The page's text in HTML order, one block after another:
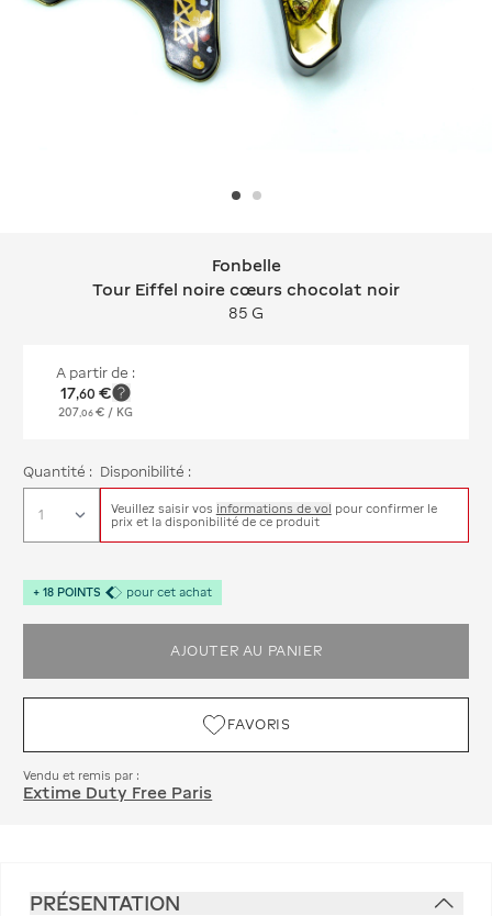
Fonbelle Tour Eiffel noire cœurs
Fonbelle
Tour Eiffel noire cœurs chocolat noir
85 G
A partir de :
17,60 €
207,06 € / KG
Quantité : Disponibilité :
Veuillez saisir vos informations de vol pour confirmer le
prix et la disponibilité de ce produit
+ 18 POINTS pour cet achat
AJOUTER AU PANIER
FAVORIS
Vendu et remis par :
Extime Duty Free Paris
PRÉSENTATION